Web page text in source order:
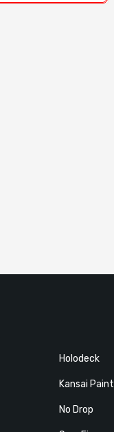
Holodeck
Kansai Paint
No Drop